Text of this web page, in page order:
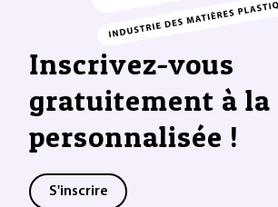
Inscrivez-vous
gratuitement à
personnalisée !
S'inscrire